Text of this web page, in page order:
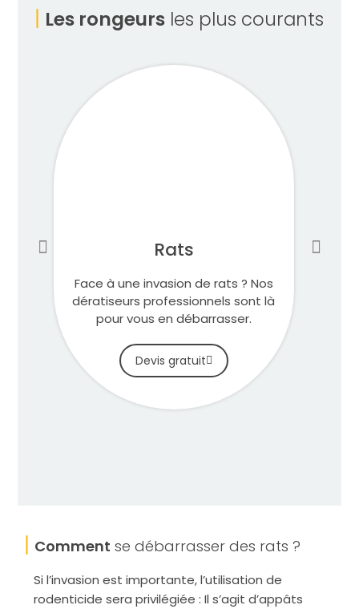
Les rongeursles plus courants
Rats
Face à une invasion de rats ? Nos
dératiseurs professionnels sont là
pour vous en débarrasser.
Devis gratuit
Comment se débarrasser des rats ?
Si l’invasion est importante, l’utilisation de
rodenticide sera privilégiée : Il s’agit d’appâts